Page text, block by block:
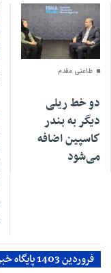
۰۴ اسفند ۱۴۰۴
طاعتی مقدم
دو خط ریلی
دیگر به بندر
كاسپین اضافه
می‌شود
فروردین 1403 پایگاه خبری حماسه‌سازان گیل